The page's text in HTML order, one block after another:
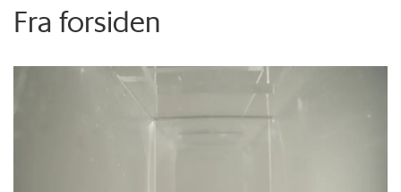
Fra forsiden